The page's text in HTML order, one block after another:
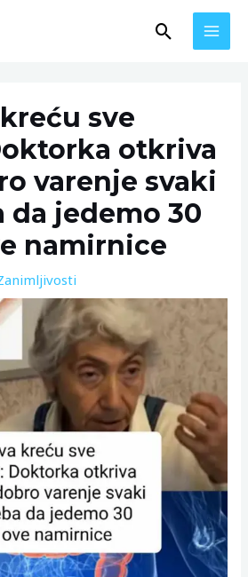
Search
sve
otkriva
varenje svaki
da jedemo 30
namirnice